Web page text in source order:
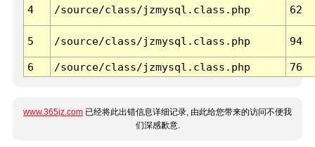
4 /source/class/jzmysql.class.php 62
5 /source/class/jzmysql.class.php 94
6 /source/class/jzmysql.class.php 76
www.365jz.com 已经将此出错信息详细记录, 由此给您带来的访问不便我
们深感歉意.